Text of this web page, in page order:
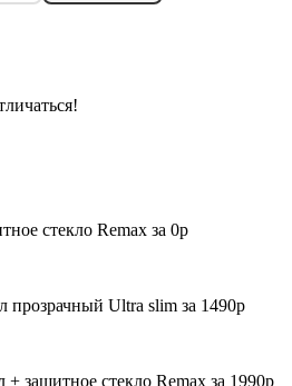
стекло Remax за 0р
прозрачный Ultra slim за 1490р
защитное стекло Remax за 1990р